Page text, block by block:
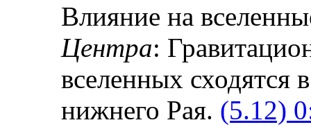
Влияние на
Центра:
вселенных сходятся
нижнего Рая. (5.12)